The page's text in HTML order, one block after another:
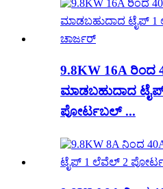
9.8KW 16A ರಿಂದ
ಮಾಡಬಹುದಾದ
ಪೋರ್ಟಬಲ್ ...